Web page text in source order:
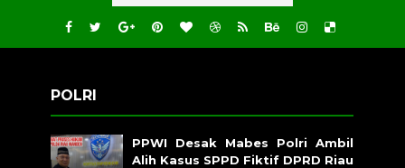
POLRI
PPWI Desak Mabes Polri Ambil
Alih Kasus SPPD Fiktif DPRD Riau